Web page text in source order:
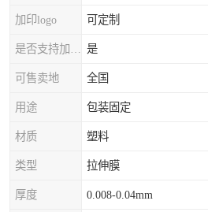
加印logo 可定制
是
可售卖地 全国
用途 包装固定
材质 塑料
类型 拉伸膜
厚度 0.008-0.04mm